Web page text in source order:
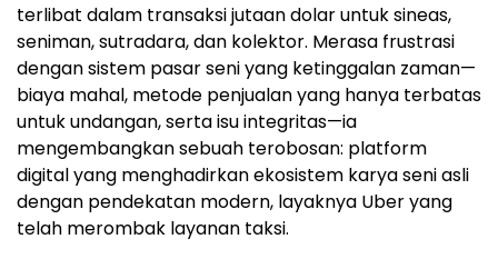
terlibat dalam transaksi jutaan dolar untuk sineas,
seniman, sutradara, dan kolektor. Merasa frustrasi
dengan sistem pasar seni yang ketinggalan zaman—
biaya mahal, metode penjualan yang hanya terbatas
untuk undangan, serta isu integritas—ia
mengembangkan sebuah terobosan: platform
digital yang menghadirkan ekosistem karya seni asli
dengan pendekatan modern, layaknya Uber yang
telah merombak layanan taksi.